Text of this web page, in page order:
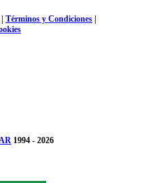
Términos y Condiciones
1994 - 2026